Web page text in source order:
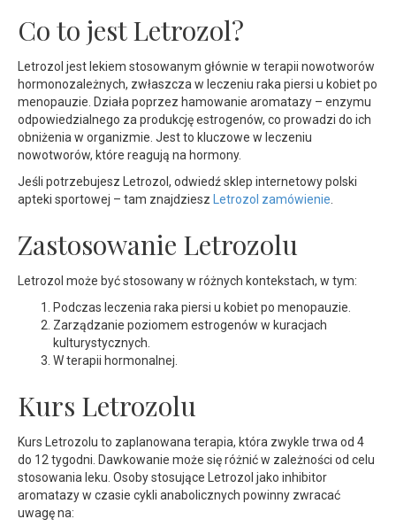
Co to jest Letrozol?
Letrozol jest lekiem stosowanym głównie w terapii nowotworów
hormonozależnych, zwłaszcza w leczeniu raka piersi u kobiet po
menopauzie. Działa poprzez hamowanie aromatazy – enzymu
odpowiedzialnego za produkcję estrogenów, co prowadzi do ich
obniżenia w organizmie. Jest to kluczowe w leczeniu
nowotworów, które reagują na hormony.
Jeśli potrzebujesz Letrozol, odwiedź sklep internetowy polski
apteki sportowej – tam znajdziesz
Letrozol zamówienie
Zastosowanie Letrozolu
Letrozol może być stosowany w różnych kontekstach, w tym:
Podczas leczenia raka piersi u kobiet po menopauzie.
Zarządzanie poziomem estrogenów w kuracjach
kulturystycznych.
W terapii hormonalnej.
Kurs Letrozolu
Kurs Letrozolu to zaplanowana terapia, która zwykle trwa od 4
do 12 tygodni. Dawkowanie może się różnić w zależności od celu
stosowania leku. Osoby stosujące Letrozol jako inhibitor
aromatazy w czasie cykli anabolicznych powinny zwracać
uwagę na: